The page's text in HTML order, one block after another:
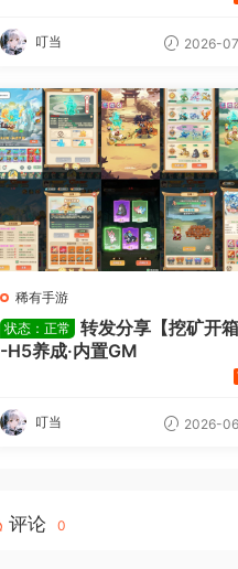
叮当 2026-
稀有手游
状态：正常
转发分享【挖矿开箱
-H5养成·内置GM
叮当 2026-
评论 0